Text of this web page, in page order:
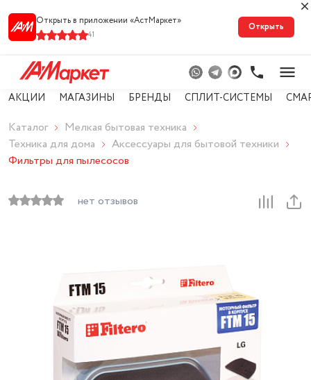
Открыть в приложении «АстМарке‪т‬»
41
Открыть
АКЦИИ МАГАЗИНЫ БРЕНДЫ СПЛИТ-СИСТЕМЫ
Каталог
Мелкая бытовая техника
Техника для дома
Аксессуары для бытовой техники
Фильтры для пылесосов
нет отзывов